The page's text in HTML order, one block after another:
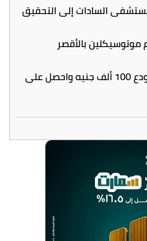
فرصة ذهبية للاستثمار.. أودع 100 ألف جنيه واحصل على